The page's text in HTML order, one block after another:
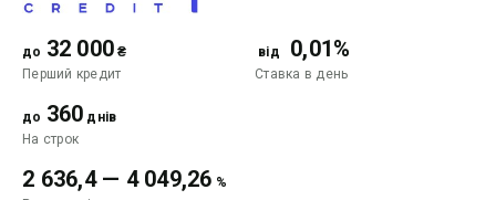
до 32 000 ₴
Перший кредит
від 0,01%
Ставка в день
до 360 днів
На строк
2 636,4— 4 049,26 %